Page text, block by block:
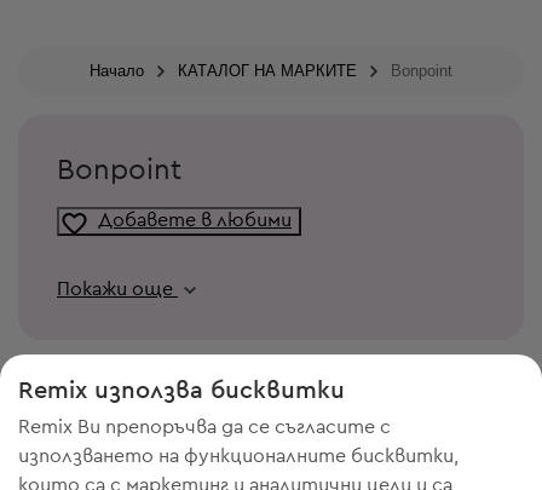
Начало КАТАЛОГ НА МАРКИТЕ Bonpoint
Bonpoint
Добавете в любими
Покажи още
Remix използва бисквитки
Remix Ви препоръчва да се съгласите с
използването на функционалните бисквитки,
които са с маркетинг и аналитични цели и са